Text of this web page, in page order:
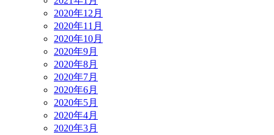
2020年12月
2020年11月
2020年10月
2020年9月
2020年8月
2020年7月
2020年6月
2020年5月
2020年4月
2020年3月